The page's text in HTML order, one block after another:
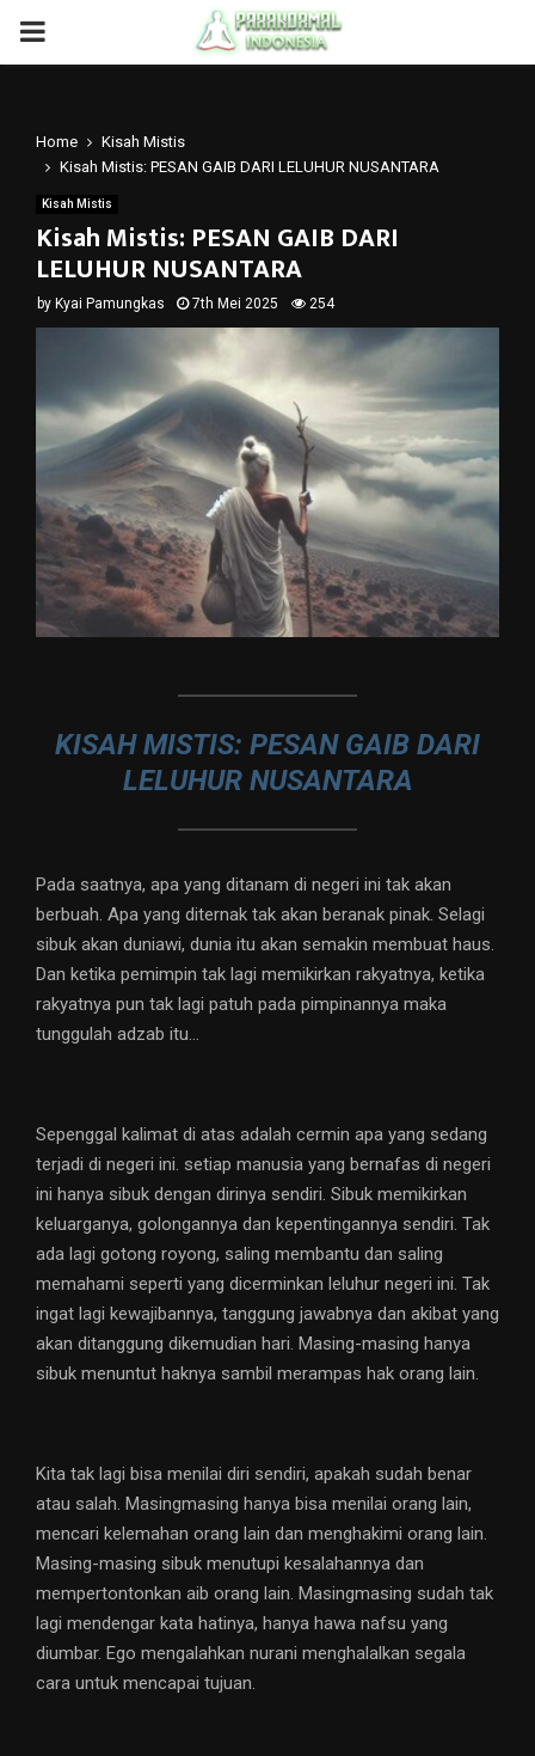
PRIMARY
Home
Kisah Mistis
Kisah Mistis: PESAN GAIB DARI LELUHUR NUSANTARA
Kisah Mistis
Kisah Mistis: PESAN GAIB DARI
LELUHUR NUSANTARA
by Kyai Pamungkas 7th Mei 2025 254
KISAH MISTIS: PESAN GAIB DARI
LELUHUR NUSANTARA
Pada saatnya, apa yang ditanam di negeri ini tak akan
berbuah. Apa yang diternak tak akan beranak pinak. Selagi
sibuk akan duniawi, dunia itu akan semakin membuat haus.
Dan ketika pemimpin tak lagi memikirkan rakyatnya, ketika
rakyatnya pun tak lagi patuh pada pimpinannya maka
tunggulah adzab itu…
Sepenggal kalimat di atas adalah cermin apa yang sedang
terjadi di negeri ini. setiap manusia yang bernafas di negeri
ini hanya sibuk dengan dirinya sendiri. Sibuk memikirkan
keluarganya, golongannya dan kepentingannya sendiri. Tak
ada lagi gotong royong, saling membantu dan saling
memahami seperti yang dicerminkan leluhur negeri ini. Tak
ingat lagi kewajibannya, tanggung jawabnya dan akibat yang
akan ditanggung dikemudian hari. Masing-masing hanya
sibuk menuntut haknya sambil merampas hak orang lain.
Kita tak lagi bisa menilai diri sendiri, apakah sudah benar
atau salah. Masingmasing hanya bisa menilai orang lain,
mencari kelemahan orang lain dan menghakimi orang lain.
Masing-masing sibuk menutupi kesalahannya dan
mempertontonkan aib orang lain. Masingmasing sudah tak
lagi mendengar kata hatinya, hanya hawa nafsu yang
diumbar. Ego mengalahkan nurani menghalalkan segala
cara untuk mencapai tujuan.